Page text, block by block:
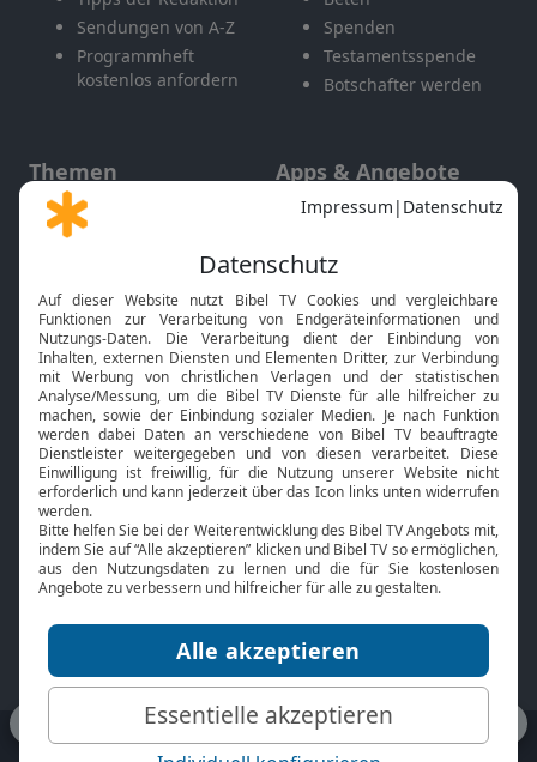
Sendungen von A-Z
Programmheft
kostenlos anfordern
Spenden
Testamentsspende
Botschafter werden
Themen
Gott und Bibel erklärt
Neuigkeiten
Apps & Angebote
Mobile App
Smart TV
HbbTV
Bibelthek Online-Bibel
Nächster Gottesdienst
Bibel TV
Über uns
Jobs
Mediadaten
Service
Kontakt
TV-Empfang
bibeltv.de: Impressum
Datenschutz